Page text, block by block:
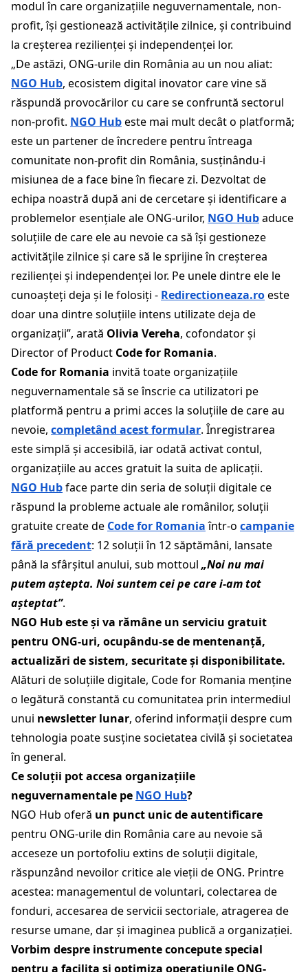
modul în care organizațiile neguvernamentale, non-
profit, își gestionează activitățile zilnice, și contribuind
la creșterea rezilienței și independenței lor.
„De astăzi, ONG-urile din România au un nou aliat:
NGO Hub, ecosistem digital inovator care vine să
răspundă provocărilor cu care se confruntă sectorul
non-profit. NGO Hubeste mai mult decât o platformă;
este un partener de încredere pentru întreaga
comunitate non-profit din România, susținându-i
misiunea de a face bine în fiecare zi. Dezvoltat de
echipa noastră după ani de cercetare și identificare a
problemelor esențiale ale ONG-urilor, NGO Hubaduce
soluțiile de care ele au nevoie ca să își gestioneze
activitățile zilnice și care să le sprijine în creșterea
rezilienței și independenței lor. Pe unele dintre ele le
cunoașteți deja și le folosiți - Redirectioneaza.roeste
doar una dintre soluțiile intens utilizate deja de
organizații”, arată Olivia Vereha, cofondator și
Director of Product Code for Romania.
Code for Romania invită toate organizațiile
neguvernamentale să se înscrie ca utilizatori pe
platformă pentru a primi acces la soluțiile de care au
nevoie, completând acest formular. Înregistrarea
este simplă și accesibilă, iar odată activat contul,
organizațiile au acces gratuit la suita de aplicații.
NGO Hubface parte din seria de soluții digitale ce
răspund la probleme actuale ale românilor, soluții
gratuite create de Code for Romaniaîntr-o campanie
fără precedent: 12 soluții în 12 săptămâni, lansate
până la sfârșitul anului, sub mottoul „Noi nu mai
putem aștepta. Noi suntem cei pe care i-am tot
așteptat”.
NGO Hub este și va rămâne un serviciu gratuit
pentru ONG-uri, ocupându-se de mentenanță,
actualizări de sistem, securitate și disponibilitate.
Alături de soluțiile digitale, Code for Romania menține
o legătură constantă cu comunitatea prin intermediul
unui newsletter lunar, oferind informații despre cum
tehnologia poate susține societatea civilă și societatea
în general.
Ce soluții pot accesa organizațiile
neguvernamentale pe NGO Hub?
NGO Hub oferă un punct unic de autentificare
pentru ONG-urile din România care au nevoie să
acceseze un portofoliu extins de soluții digitale,
răspunzând nevoilor critice ale vieții de ONG. Printre
acestea: managementul de voluntari, colectarea de
fonduri, accesarea de servicii sectoriale, atragerea de
resurse umane, dar și imaginea publică a organizației.
Vorbim despre instrumente concepute special
pentru a facilita și optimiza operațiunile ONG-